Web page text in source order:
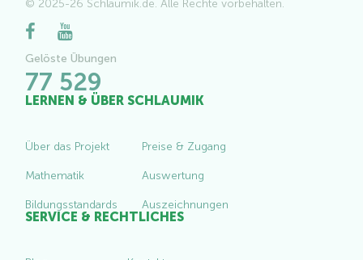
© 2025-26 Schlaumik.de. Alle Rechte vorbehalten.
Gelöste Übungen
77 529
LERNEN & ÜBER SCHLAUMIK
Über das Projekt
Mathematik
Bildungsstandards
Preise & Zugang
Auswertung
Auszeichnungen
SERVICE & RECHTLICHES